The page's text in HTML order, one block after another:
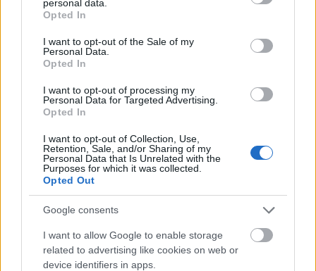
grant or deny consent to Google and its third-party tags to
use your data for below specified purposes in below Google
consent section.
personal data.
Opted In
I want to opt-out of the Sale of my
Personal Data.
Opted In
I want to opt-out of processing my
Personal Data for Targeted Advertising.
Opted In
I want to opt-out of Collection, Use,
Retention, Sale, and/or Sharing of my
Personal Data that Is Unrelated with the
Purposes for which it was collected.
Opted Out
Google consents
I want to allow Google to enable storage
related to advertising like cookies on web or
device identifiers in apps.
•2019. június 18.
A szlovákiai Pohoda minden évben dúskál a
fenomenális fellépőkben, és ez a trencséni fesztivál
másként. Hogy a széles választékból könnyebb
legyen eligazodni, kiválasztottuk azt a tíz fellépőt,